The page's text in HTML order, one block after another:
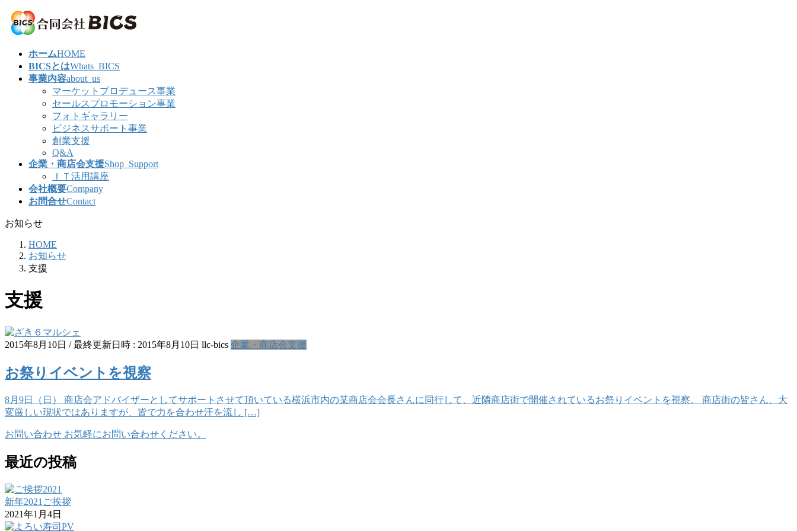
コ
ン
ナ
ビ
ホームHOME
BICSとはWhats_BICS
事業内容about_us
マーケットプロデュース事業
セールスプロモーション事業
フォトギャラリー
ビジネスサポート事業
創業支援
Q&A
企業・商店会支援Shop_Support
ＩＴ活用講座
会社概要Company
お問合せContact
お知らせ
HOME
お知らせ
支援
支援
2015年8月10日 / 最終更新日時 : 2015年8月10日 llc-bics 企業・商店会支援
お祭りイベントを視察
8月9日（日） 商店会アドバイザーとしてサポートさせて頂いている横浜市内の某商店会会長さんに同行して、近隣商店街で開催されているお祭りイベントを視察。 商店街の皆さん、大
変厳しい現状ではありますが、皆で力を合わせ汗を流し […]
お問い合わせ お気軽にお問い合わせください。
最近の投稿
新年2021ご挨拶
2021年1月4日